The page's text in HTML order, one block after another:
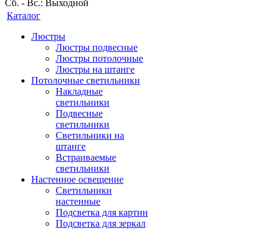
Сб. - Вс.: Выходной
Каталог
Люстры
Люстры подвесные
Люстры потолочные
Люстры на штанге
Потолочные светильники
Накладные
светильники
Подвесные
светильники
Светильники на
штанге
Встраиваемые
светильники
Настенное освещение
Светильники
настенные
Подсветка для картин
Подсветка для зеркал